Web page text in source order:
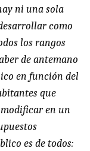
ni una sola
como
los rangos
de antemano
en función del
que
modificar en un
es de todos: